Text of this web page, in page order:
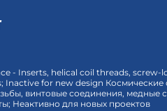
- Inserts, helical coil threads, screw-
Inactive for new design Космические
винтовые соединения, медные
Неактивно для новых проектов